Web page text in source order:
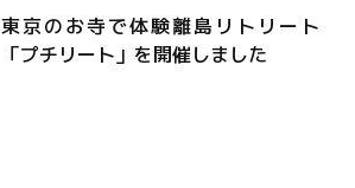
東京のお寺で体験離島リトリート
「プチリート」を開催しました